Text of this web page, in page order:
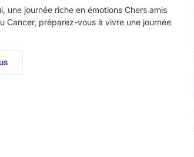
une journée riche en émotions Chers amis
Cancer, préparez-vous à vivre une journée